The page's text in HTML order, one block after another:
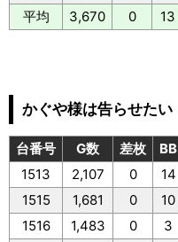
平均
3,670 0 13
かぐや様は告らせたい
台番号 G数 差枚 BB
1513
2,107 0 14
1515
1,681 0 10
1516
1,483 0 3